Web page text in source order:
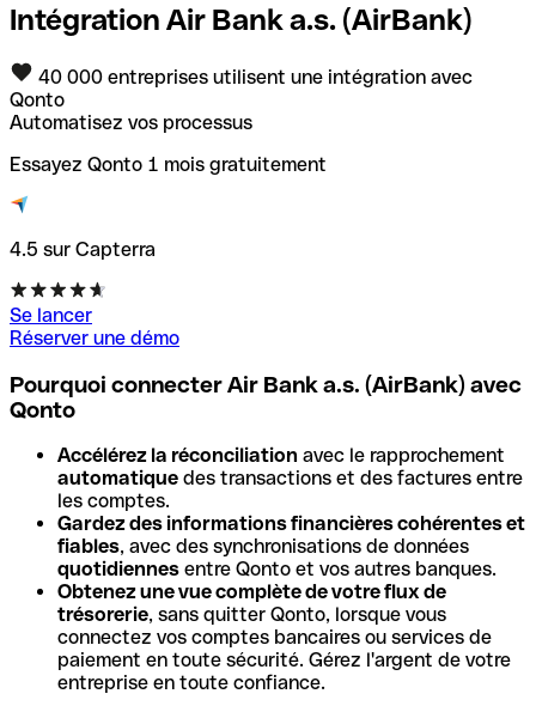
Intégration Air Bank a.s. (AirBank)
40 000 entreprises utilisent une intégration avec
Qonto
Automatisez vos processus
Essayez Qonto 1 mois gratuitement
4.5 sur Capterra
Se lancer
Réserver une démo
Pourquoi connecter Air Bank a.s. (AirBank) avec
Qonto
Accélérez la réconciliation avec le rapprochement
automatique des transactions et des factures entre
les comptes.
Gardez des informations financières cohérentes et
fiables, avec des synchronisations de données
quotidiennes entre Qonto et vos autres banques.
Obtenez une vue complète de votre flux de
trésorerie, sans quitter Qonto, lorsque vous
connectez vos comptes bancaires ou services de
paiement en toute sécurité. Gérez l'argent de votre
entreprise en toute confiance.